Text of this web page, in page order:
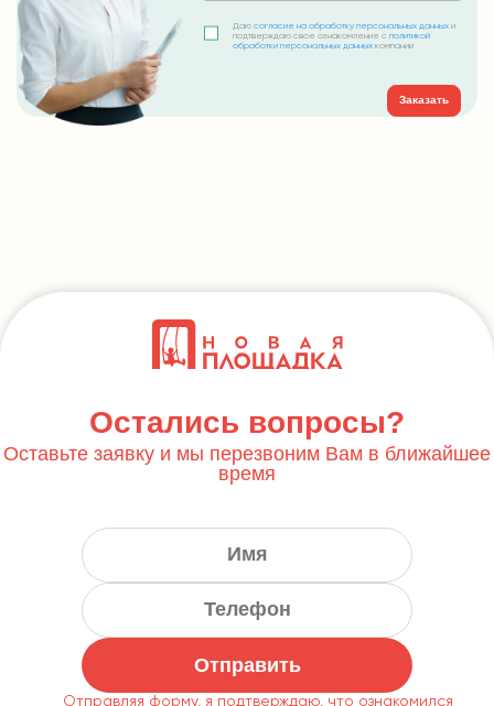
Даюсогласие на обработку персональных данных и
подтверждаю свое ознакомление сполитикой
обработки персональных данных компании
Заказать
Остались вопросы?
Оставьте заявку и мы перезвоним Вам в ближайшее
время
Отправить
Отправляя форму, я подтверждаю, что ознакомился